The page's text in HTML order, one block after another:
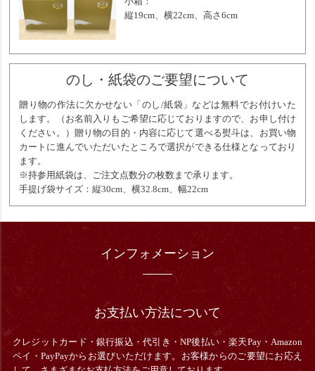
縦19cm、横22cm、高さ6cm
のし・紙袋のご要望について
贈り物の作法に欠かせない「のし/紙袋」などは無料でお付けいた
します。（お名前入りもご希望に応じておりますので、お申し付け
ください。）贈り物の目的・内容に応じて選べる熨斗は、お買い物
カートに進んでいただいたところで選択ができる仕様となっており
ます。
※持参用紙袋は、ご注文点数分の枚数まで承ります。
手提げ袋サイズ：縦30cm、横32.8cm、幅22cm
インフォメーション
お支払い方法について
クレジットカード・銀行振込・代引き・NP後払い・楽天Pay・Amazon
ペイ・PayPayからお選びいただけます。お客様からのご要望にお応え